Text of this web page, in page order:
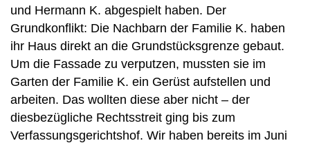
und Hermann K. abgespielt haben. Der
Grundkonflikt: Die Nachbarn der Familie K. haben
ihr Haus direkt an die Grundstücksgrenze gebaut.
Um die Fassade zu verputzen, mussten sie im
Garten der Familie K. ein Gerüst aufstellen und
arbeiten. Das wollten diese aber nicht – der
diesbezügliche Rechtsstreit ging bis zum
Verfassungsgerichtshof. Wir haben bereits im Juni